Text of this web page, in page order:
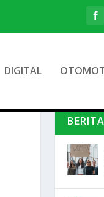
DIGITAL